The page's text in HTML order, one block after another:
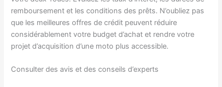
remboursement et les conditions des prêts. N’oubliez pas
que les meilleures offres de crédit peuvent réduire
considérablement votre budget d’achat et rendre votre
projet d’acquisition d’une moto plus accessible.
Consulter des avis et des conseils d’experts